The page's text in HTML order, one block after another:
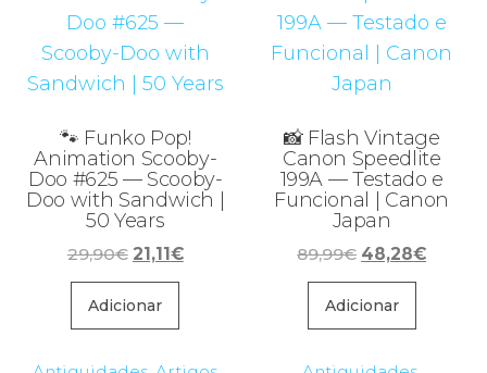
🐾 Funko Pop!
Animation Scooby-
Doo #625 — Scooby-
Doo with Sandwich |
50 Years
29,90€ O
preço
original
era:
21,11€O
Adicionar
📸 Flash Vintage
Canon Speedlite
199A — Testado e
Funcional | Canon
Japan
89,99€ O
preço
original
era:
48,28€O
Adicionar